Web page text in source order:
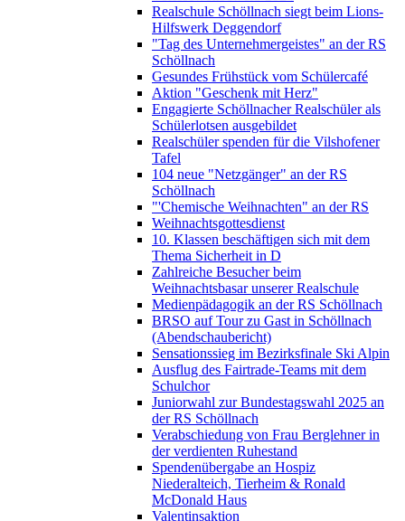
Realschule Schöllnach siegt beim Lions-
Hilfswerk Deggendorf
"Tag des Unternehmergeistes" an der RS
Schöllnach
Gesundes Frühstück vom Schülercafé
Aktion "Geschenk mit Herz"
Engagierte Schöllnacher Realschüler als
Schülerlotsen ausgebildet
Realschüler spenden für die Vilshofener
Tafel
104 neue "Netzgänger" an der RS
Schöllnach
"'Chemische Weihnachten" an der RS
Weihnachtsgottesdienst
10. Klassen beschäftigen sich mit dem
Thema Sicherheit in D
Zahlreiche Besucher beim
Weihnachtsbasar unserer Realschule
Medienpädagogik an der RS Schöllnach
BRSO auf Tour zu Gast in Schöllnach
(Abendschaubericht)
Sensationssieg im Bezirksfinale Ski Alpin
Ausflug des Fairtrade-Teams mit dem
Schulchor
Juniorwahl zur Bundestagswahl 2025 an
der RS Schöllnach
Verabschiedung von Frau Berglehner in
der verdienten Ruhestand
Spendenübergabe an Hospiz
Niederalteich, Tierheim & Ronald
McDonald Haus
Valentinsaktion